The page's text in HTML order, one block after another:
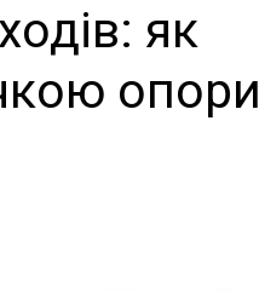
як
опори